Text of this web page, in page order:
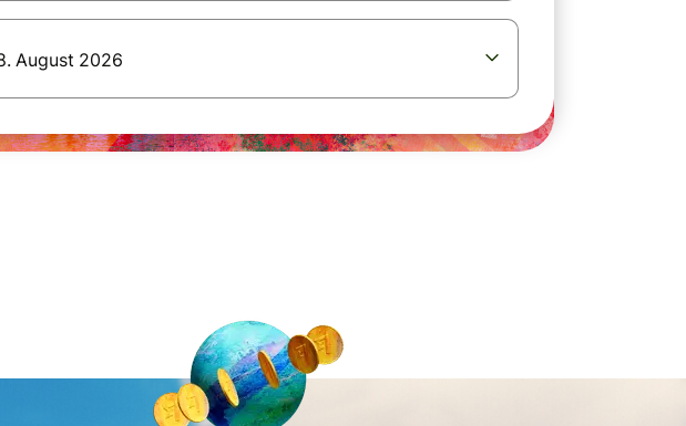
August 2026